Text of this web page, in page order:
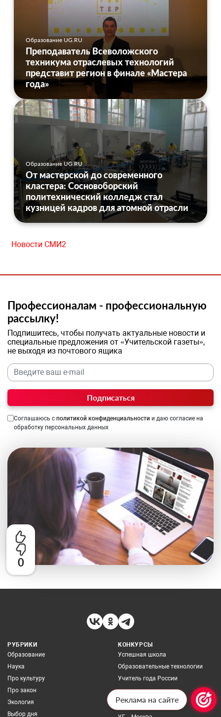
0
Образование UG.RU
Преподаватель Всеволожского
техникума отраслевых технологий
представит регион в финале «Мастера
года»
Образование UG.RU
От мастерской до современного
кластера: Сосновоборский
политехнический колледж стал
кузницей кадров для атомной отрасли
Новости СМИ2
Профессионалам - профессиональную
рассылку!
Подпишитесь, чтобы получать актуальные новости и
специальные предложения от «Учительской газеты»,
не выходя из почтового ящика
Подписаться
Соглашаюсь с политикой конфиденциальности и даю согласие на
обработку персональных данных
РУБРИКИ
Образование
Наука
Про культуру
Про закон
Экология
Выбор дня
КОНКУРСЫ
Успешная школа
Образовательные технологии
Учитель года России
Реклама на сайте